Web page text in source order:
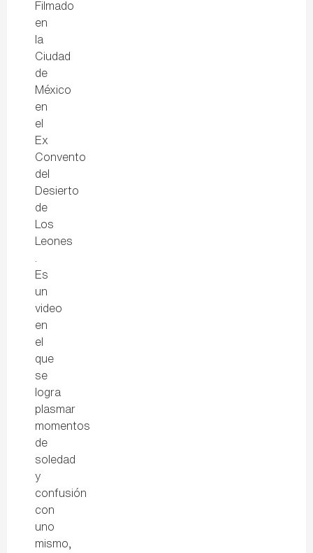
Filmado
en
la
Ciudad
de
México
en
el
Ex
Convento
del
Desierto
de
Los
Leones
Es
un
video
en
el
que
se
logra
plasmar
momentos
de
soledad
y
confusión
con
uno
mismo,